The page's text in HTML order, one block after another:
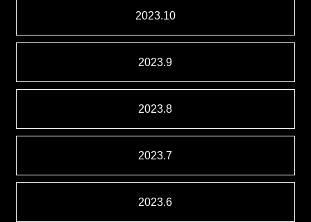
2023.10
2023.9
2023.8
2023.7
2023.6